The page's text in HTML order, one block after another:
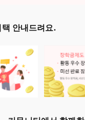
안내드려요.